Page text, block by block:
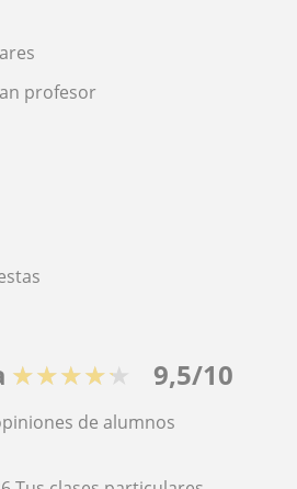
profesor
★★★★★ 9,5/10
de alumnos